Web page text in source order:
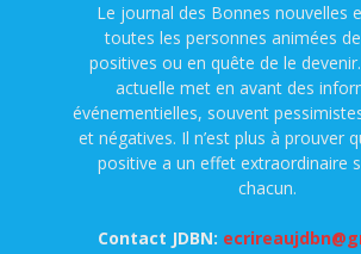
Le journal des Bonnes nouvelles
toutes les personnes animées
positives ou en quête de le
actuelle met en avant des
événementielles, souvent
et négatives. Il n’est plus à prouver
positive a un effet extraordinaire
chacun.
Contact JDBN: